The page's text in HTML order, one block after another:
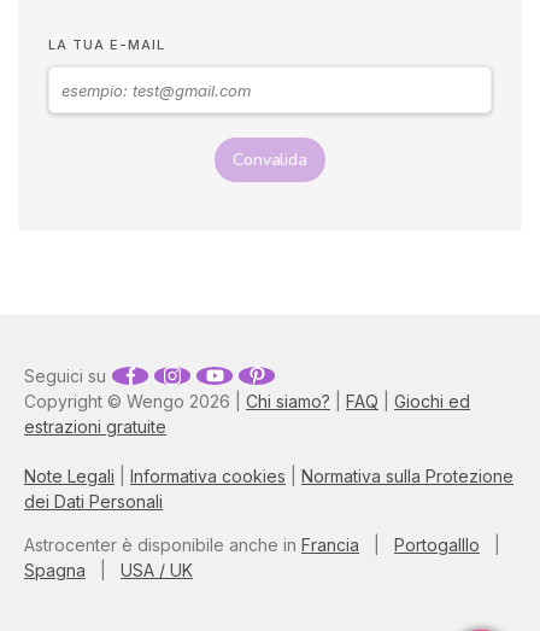
LA TUA E-MAIL
Convalida
Copyright © Wengo 2026 | Chi siamo? FAQ
Giochi ed
estrazioni gratuite
Note Legali Informativa cookies
Normativa sulla Protezione
dei Dati Personali
Seguici su
Astrocenter è disponibile anche in Francia Portogalllo
Spagna
USA / UK